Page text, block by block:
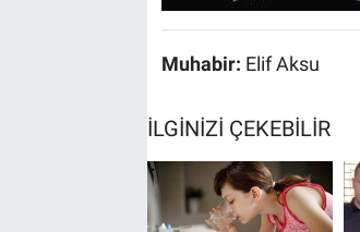
Muhabir: Elif Aksu